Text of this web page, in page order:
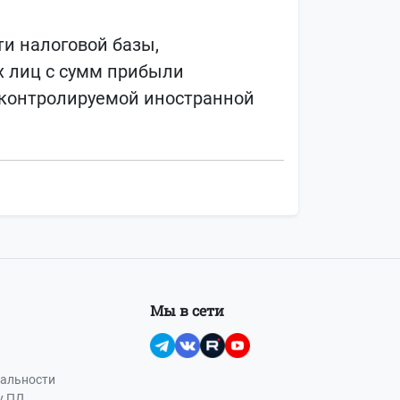
налоговой базы,
лиц с сумм прибыли
иностранной
Мы в сети